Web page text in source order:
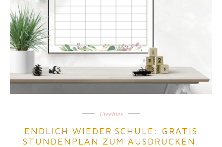
Freebies
ENDLICH WIEDER SCHULE: GRATIS
STUNDENPLAN ZUM AUSDRUCKEN.